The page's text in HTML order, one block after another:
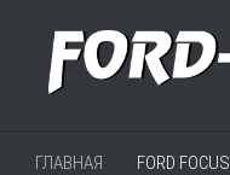
ГЛАВНАЯ FORD FOCUS